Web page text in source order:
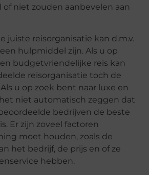
of niet zouden aanbevelen aan
juiste reisorganisatie kan d.m.v.
hulpmiddel zijn. Als u op
budgetvriendelijke reis kan
reisorganisatie toch de
u op zoek bent naar luxe en
niet automatisch zeggen dat
bedrijven de beste
Er zijn zoveel factoren
moet houden, zoals de
het bedrijf, de prijs en of ze
hebben.